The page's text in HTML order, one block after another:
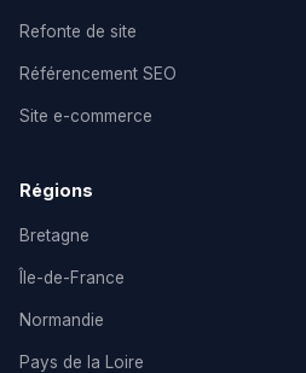
Refonte de site
Référencement SEO
Site e-commerce
Régions
Bretagne
Île-de-France
Normandie
Pays de la Loire